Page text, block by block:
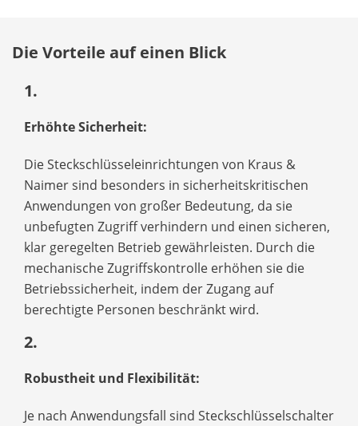
Die Vorteile auf einen Blick
1.
Erhöhte Sicherheit:
Die Steckschlüsseleinrichtungen von Kraus &
Naimer sind besonders in sicherheitskritischen
Anwendungen von großer Bedeutung, da sie
unbefugten Zugriff verhindern und einen sicheren,
klar geregelten Betrieb gewährleisten. Durch die
mechanische Zugriffskontrolle erhöhen sie die
Betriebssicherheit, indem der Zugang auf
berechtigte Personen beschränkt wird.
2.
Robustheit und Flexibilität:
Je nach Anwendungsfall sind Steckschlüsselschalter